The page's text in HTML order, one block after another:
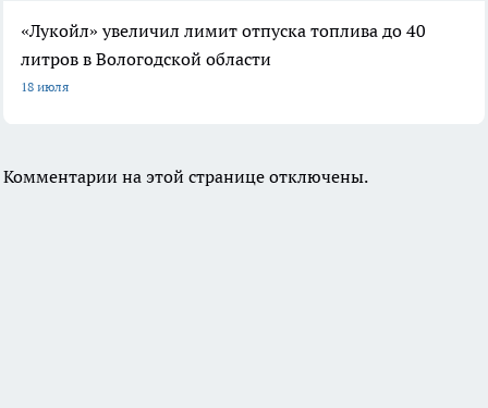
«Лукойл» увеличил лимит отпуска топлива до 40
литров в Вологодской области
18 июля
Комментарии на этой странице отключены.